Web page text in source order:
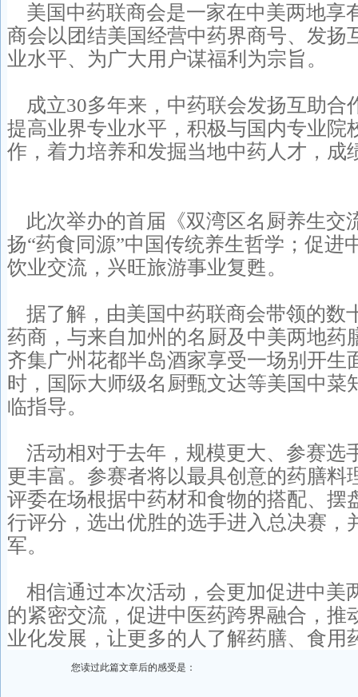
美国中药联商会是一家在中美两地享
商会以团结美国经营中药界商号、发扬
业水平、为广大用户谋福利为宗旨。
成立30多年来，中药联会发扬互助合
提高业界专业水平，积极与国内专业院
作，着力培养和发掘当地中药人才，成
此次举办的首届《双湾区名厨养生交
扬“药食同源”中国传统养生哲学；促进
饮业交流，兴旺旅游事业复甦。
据了解，由美国中药联商会带领的数
药商，与来自加州的名厨及中美两地药
齐集广州花都半岛酒家享受一场别开生
时，国际大师级名厨甄文达等美国中菜
临指导。
活动相对于去年，规模更大、参赛选
更丰富。参赛者将以最具创意的药膳料
评委在场根据中药材和食物的搭配、摆
行评分，选出优胜的选手进入总决赛，
军。
相信通过本次活动，会更加促进中美
的紧密交流，促进中医药跨界融合，推
业化发展，让更多的人了解药膳、食用
您读过此篇文章后的感受是：